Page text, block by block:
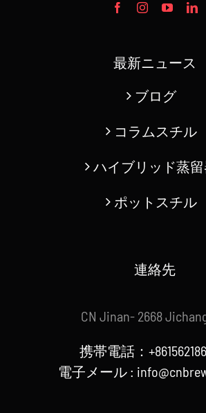
最新ニュース
ブログ
コラムスチル
ハイブリッド蒸
ポットスチル
連絡先
CN Jinan- 2668
携帯電話：
電子メール :